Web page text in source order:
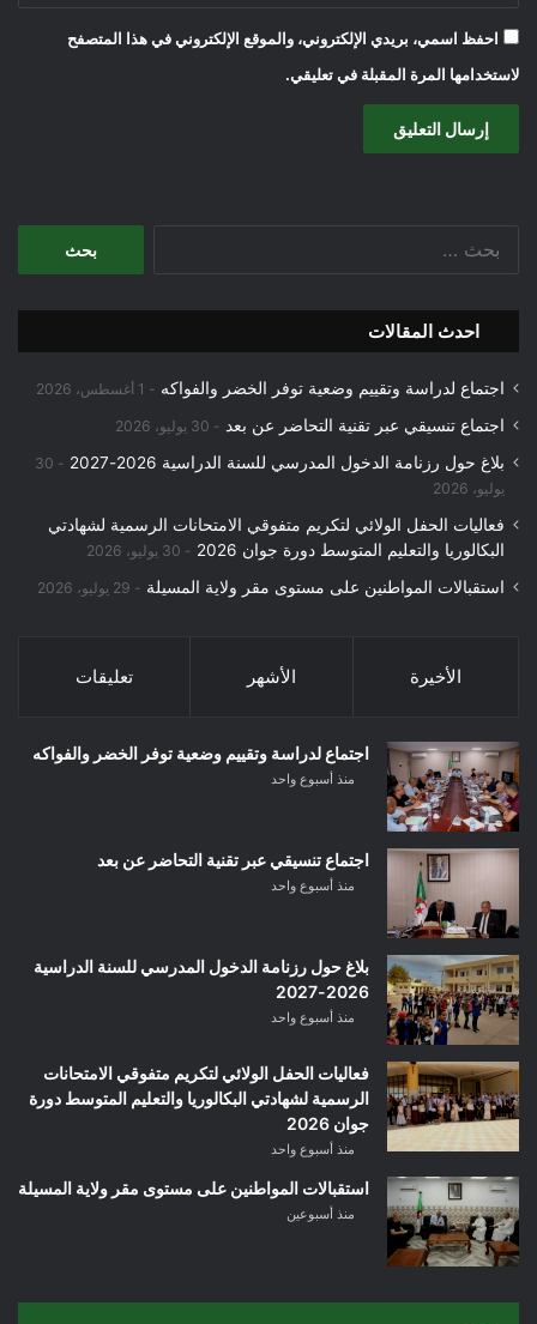
احفظ اسمي، بريدي الإلكتروني، والموقع الإلكتروني في هذا المتصفح
لاستخدامها المرة المقبلة في تعليقي.
احدث المقالات
اجتماع لدراسة وتقييم وضعية توفر الخضر والفواكه 1 أغسطس، 2026
اجتماع تنسيقي عبر تقنية التحاضر عن بعد 30 يوليو، 2026
بلاغ حول رزنامة الدخول المدرسي للسنة الدراسية 2026-2027
30
يوليو، 2026
فعاليات الحفل الولائي لتكريم متفوقي الامتحانات الرسمية لشهادتي
البكالوريا والتعليم المتوسط دورة جوان 2026
30 يوليو، 2026
استقبالات المواطنين على مستوى مقر ولاية المسيلة 29 يوليو، 2026
الأخيرة الأشهر تعليقات
اجتماع لدراسة وتقييم وضعية توفر الخضر والفواكه
منذ أسبوع واحد
اجتماع تنسيقي عبر تقنية التحاضر عن بعد
منذ أسبوع واحد
بلاغ حول رزنامة الدخول المدرسي للسنة الدراسية
2026-2027
منذ أسبوع واحد
فعاليات الحفل الولائي لتكريم متفوقي الامتحانات
الرسمية لشهادتي البكالوريا والتعليم المتوسط دورة
جوان 2026
منذ أسبوع واحد
استقبالات المواطنين على مستوى مقر ولاية المسيلة
منذ أسبوعين